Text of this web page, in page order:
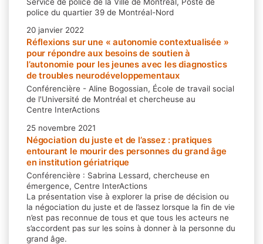
police du quartier 39 de Montréal-Nord
20 janvier 2022
Réflexions sur une « autonomie contextualisée »
pour répondre aux besoins de soutien à
l’autonomie pour les jeunes avec les diagnostics
de troubles neurodéveloppementaux
Conférencière - Aline Bogossian, École de travail social
de l'Université de Montréal et chercheuse au
Centre InterActions
25 novembre 2021
Négociation du juste et de l’assez : pratiques
entourant le mourir des personnes du grand âge
en institution gériatrique
Conférencière : Sabrina Lessard, chercheuse en
émergence, Centre InterActions
La présentation vise à explorer la prise de décision ou
la négociation du juste et de l’assez lorsque la fin de vie
n’est pas reconnue de tous et que tous les acteurs ne
s’accordent pas sur les soins à donner à la personne du
grand âge.